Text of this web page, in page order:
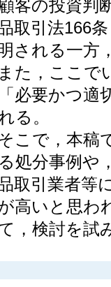
客の投資判
取引法166
される一方
た，ここで
必要かつ適
る。
こで，本稿
処分事例や
取引業者等
高いと思わ
，検討を試